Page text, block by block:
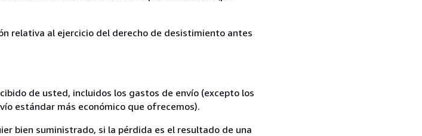
relativa al ejercicio del derecho de desistimiento antes
de usted, incluidos los gastos de envío (excepto los
estándar más económico que ofrecemos).
bien suministrado, si la pérdida es el resultado de una